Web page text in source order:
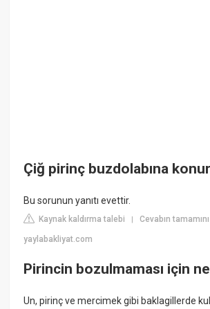
Çiğ pirinç buzdolabına
Bu sorunun yanıtı evettir.
Kaynak kaldırma talebi |Cevabın
yaylabakliyat.com
Pirincin bozulmaması için
Un, pirinç ve mercimek gibi baklagillerde